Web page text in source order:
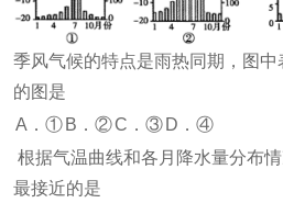
季风气候的特点是雨热同期，图
的图是
A．① B．②C．③ D．④
根据气温曲线和各月降水量分布
最接近的是